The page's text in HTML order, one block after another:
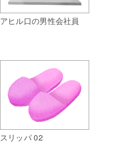
アヒル口の男性会社員
スリッパ 02